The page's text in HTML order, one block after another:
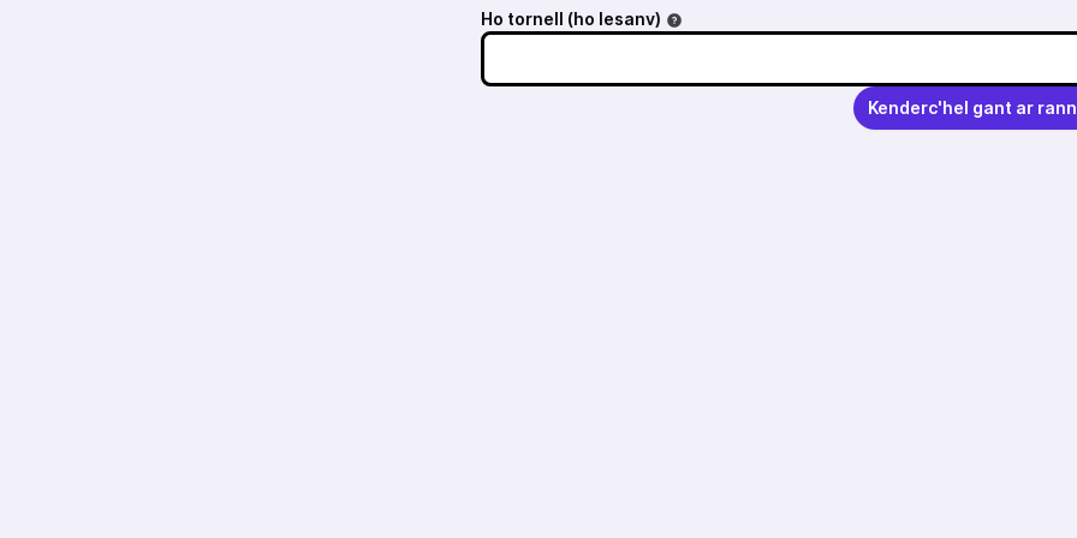
Ho tornell (ho lesanv)
Kenderc'hel gant ar